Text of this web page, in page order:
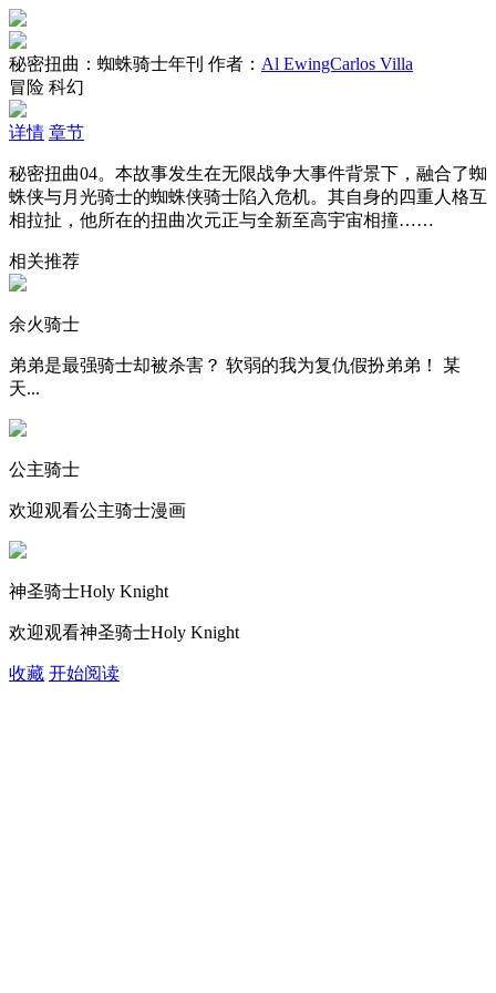
秘密扭曲：蜘蛛骑士年刊 作者： Al EwingCarlos Villa
冒险 科幻
详情 章节
秘密扭曲04。本故事发生在无限战争大事件背景下，融合了蜘
蛛侠与月光骑士的蜘蛛侠骑士陷入危机。其自身的四重人格互
相拉扯，他所在的扭曲次元正与全新至高宇宙相撞……
相关推荐
余火骑士
弟弟是最强骑士却被杀害？ 软弱的我为复仇假扮弟弟！ 某
天...
公主骑士
欢迎观看公主骑士漫画
神圣骑士Holy Knight
欢迎观看神圣骑士Holy Knight
收藏 开始阅读